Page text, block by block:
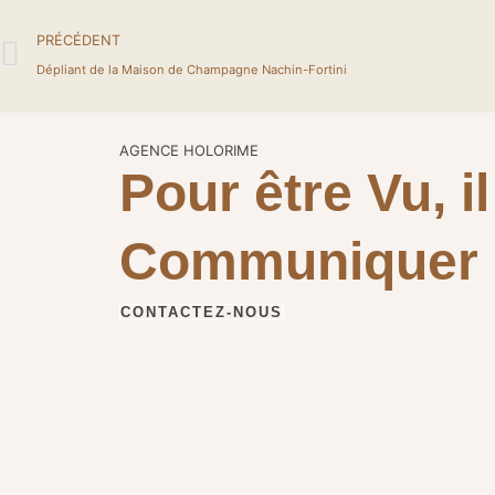
Précédent
PRÉCÉDENT
Dépliant de la Maison de Champagne Nachin-Fortini
AGENCE HOLORIME
Pour être Vu,
Communiquer
CONTACTEZ-NOUS